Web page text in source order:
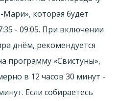
Мари», которая будет
- 09:05. При включении
днём, рекомендуется
программу «Свистуны»,
в 12 часов 30 минут -
Если собираетесь